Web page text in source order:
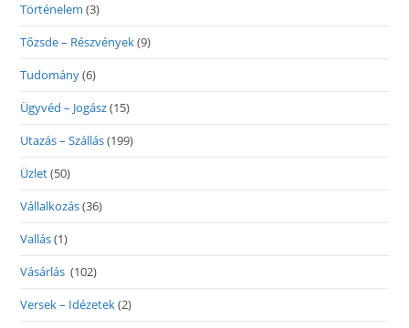
Történelem (3)
Tőzsde – Részvények(9)
Tudomány(6)
Ügyvéd – Jogász(15)
Utazás – Szállás(199)
Üzlet(50)
Vállalkozás(36)
Vallás(1)
Vásárlás (102)
Versek – Idézetek(2)